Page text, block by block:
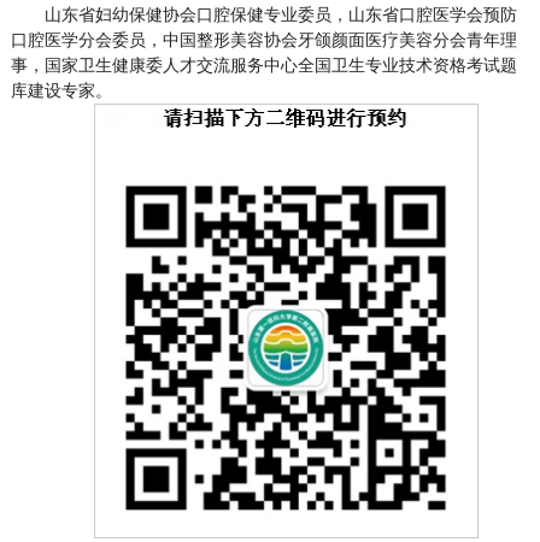
山东省妇幼保健协会口腔保健专业委员，山东省口腔医学会预防
口腔医学分会委员，中国整形美容协会牙颌颜面医疗美容分会青年理
事，国家卫生健康委人才交流服务中心全国卫生专业技术资格考试题
库建设专家。